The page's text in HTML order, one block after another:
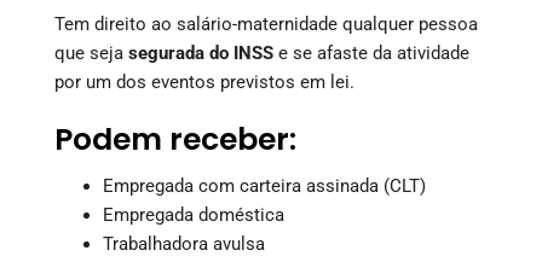
Tem direito ao salário-maternidade qualquer pessoa
que seja segurada do INSS e se afaste da atividade
por um dos eventos previstos em lei.
Podem receber:
Empregada com carteira assinada (CLT)
Empregada doméstica
Trabalhadora avulsa